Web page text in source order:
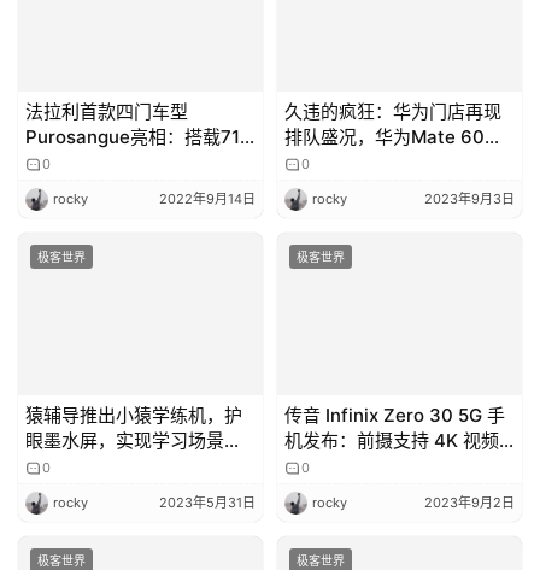
法拉利首款四门车型
Purosangue亮相：搭载715
马力V12发动机
0
rocky 2022年9月14日
久违的疯狂：华为门店再现
排队盛况，华为Mate 60
Pro引发抢购热潮
0
rocky 2023年9月3日
极客世界
猿辅导推出小猿学练机，护
眼墨水屏，实现学习场景全
面数字化
0
rocky 2023年5月31日
极客世界
传音 Infinix Zero 30 5G 手
机发布：前摄支持 4K 视频
录制，运存最高达 21GB
0
rocky 2023年9月2日
极客世界 极客世界